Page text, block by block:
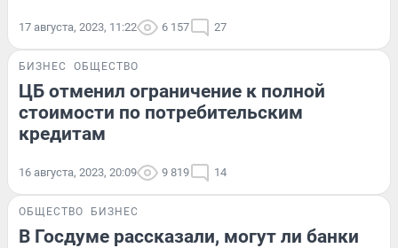
17 августа, 2023, 11:22 6 157 27
БИЗНЕС ОБЩЕСТВО
ЦБ отменил ограничение к полной
стоимости по потребительским
кредитам
16 августа, 2023, 20:09 9 819 14
ОБЩЕСТВО БИЗНЕС
В Госдуме рассказали, могут ли банки